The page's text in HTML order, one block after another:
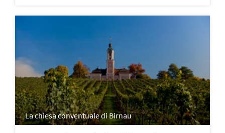
La chiesa conventuale di Birnau